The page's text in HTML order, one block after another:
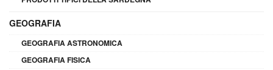
GEOGRAFIA
GEOGRAFIA ASTRONOMICA
GEOGRAFIA FISICA